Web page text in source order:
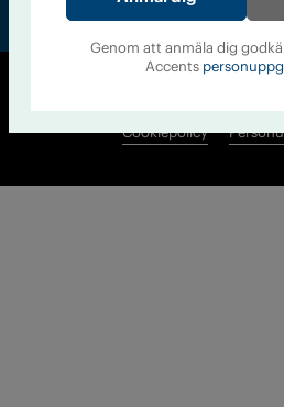
Cookiepolicy
Genom att anmäla dig
Accents